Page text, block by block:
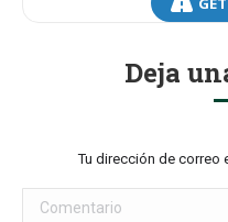
Deja
Tu dirección de correo
Comentario